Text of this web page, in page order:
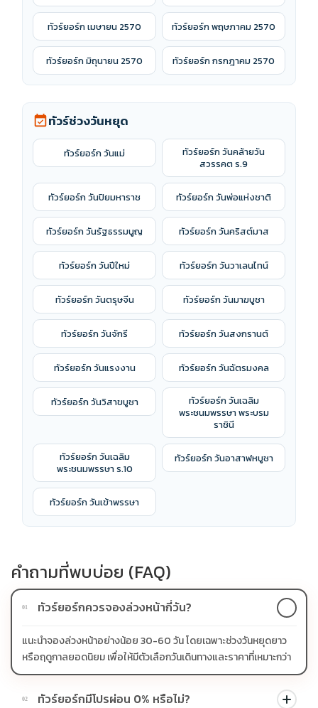
ทัวร์ยอร์ก เมษายน 2570 ทัวร์ยอร์ก พฤษภาคม 2570
ทัวร์ยอร์ก มิถุนายน 2570 ทัวร์ยอร์ก กรกฎาคม 2570
event_availableทัวร์ช่วงวันหยุด
ทัวร์ยอร์ก วันแม่
ทัวร์ยอร์ก วันคล้ายวัน
สวรรคต ร.9
ทัวร์ยอร์ก วันปิยมหาราช ทัวร์ยอร์ก วันพ่อแห่งชาติ
ทัวร์ยอร์ก วันรัฐธรรมนูญ ทัวร์ยอร์ก วันคริสต์มาส
ทัวร์ยอร์ก วันปีใหม่ ทัวร์ยอร์ก วันวาเลนไทน์
ทัวร์ยอร์ก วันตรุษจีน ทัวร์ยอร์ก วันมาฆบูชา
ทัวร์ยอร์ก วันจักรี ทัวร์ยอร์ก วันสงกรานต์
ทัวร์ยอร์ก วันแรงงาน ทัวร์ยอร์ก วันฉัตรมงคล
ทัวร์ยอร์ก วันวิสาขบูชา
ทัวร์ยอร์ก วันเฉลิม
พระชนมพรรษา พระบรม
ราชินี
ทัวร์ยอร์ก วันเฉลิม
พระชนมพรรษา ร.10
ทัวร์ยอร์ก วันอาสาฬหบูชา
ทัวร์ยอร์ก วันเข้าพรรษา
คำถามที่พบบ่อย (FAQ)
01 ทัวร์ยอร์กควรจองล่วงหน้ากี่วัน?
แนะนำจองล่วงหน้าอย่างน้อย 30-60 วัน โดยเฉพาะช่วงวันหยุดยาว
หรือฤดูกาลยอดนิยม เพื่อให้มีตัวเลือกวันเดินทางและราคาที่เหมาะกว่า
02 ทัวร์ยอร์กมีโปรผ่อน 0% หรือไม่?